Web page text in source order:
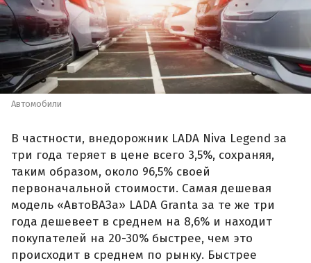
Автомобили
В частности, внедорожник LADA Niva Legend за
три года теряет в цене всего 3,5%, сохраняя,
таким образом, около 96,5% своей
первоначальной стоимости. Самая дешевая
модель «АвтоВАЗа» LADA Granta за те же три
года дешевеет в среднем на 8,6% и находит
покупателей на 20-30% быстрее, чем это
происходит в среднем по рынку. Быстрее